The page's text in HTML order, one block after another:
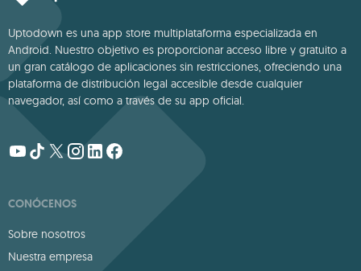
Uptodown es una app store multiplataforma especializada en
Android. Nuestro objetivo es proporcionar acceso libre y gratuito a
un gran catálogo de aplicaciones sin restricciones, ofreciendo una
plataforma de distribución legal accesible desde cualquier
navegador, así como a través de su app oficial.
CONÓCENOS
Sobre nosotros
Nuestra empresa